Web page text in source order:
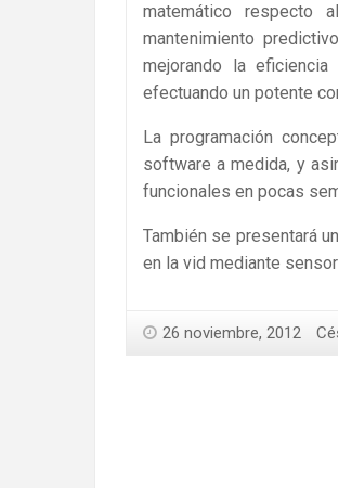
matemático respecto
mantenimiento
mejorando la
efectuando un potente
La programación
software a medida, y
funcionales en pocas
También se presentará
en la vid mediante
26 noviembre, 2012